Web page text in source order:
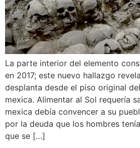
La parte interior del elemento
en 2017; este nuevo hallazgo
desplanta desde el piso original
mexica. Alimentar al Sol requería
mexica debía convencer a su
por la deuda que los hombres
que se […]